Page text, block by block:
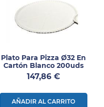
Plato Para Pizza Ø32 En
Cartón Blanco 200uds
Precio
147,86 €
AÑADIR AL CARRITO